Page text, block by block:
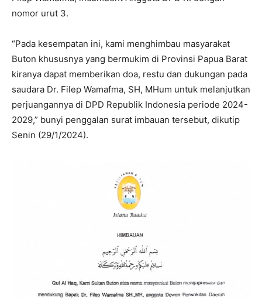
nomor urut 3.
“Pada kesempatan ini, kami menghimbau masyarakat
Buton khususnya yang bermukim di Provinsi Papua Barat
kiranya dapat memberikan doa, restu dan dukungan pada
saudara Dr. Filep Wamafma, SH, MHum untuk melanjutkan
perjuangannya di DPD Republik Indonesia periode 2024-
2029,” bunyi penggalan surat imbauan tersebut, dikutip
Senin (29/1/2024).